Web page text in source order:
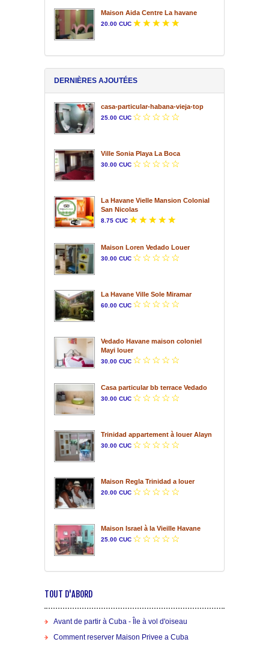
Maison Aida Centre La havane
20.00 CUC
DERNIÈRES AJOUTÉES
casa-particular-habana-vieja-top
25.00 CUC
Ville Sonia Playa La Boca
30.00 CUC
La Havane Vielle Mansion Colonial
San Nicolas
8.75 CUC
Maison Loren Vedado Louer
30.00 CUC
La Havane Ville Sole Miramar
60.00 CUC
Vedado Havane maison coloniel
Mayi louer
30.00 CUC
Casa particular bb terrace Vedado
30.00 CUC
Trinidad appartement à louer Alayn
30.00 CUC
Maison Regla Trinidad a louer
20.00 CUC
Maison Israel à la Vieille Havane
25.00 CUC
TOUT D'ABORD
Avant de partir à Cuba - Île à vol d'oiseau
Comment reserver Maison Privee a Cuba